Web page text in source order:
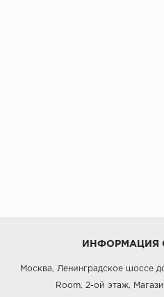
ИНФОРМАЦИЯ
Москва, Ленинградское шоссе
Room, 2-ой этаж,